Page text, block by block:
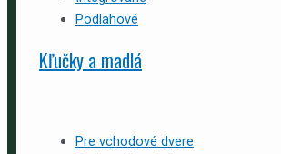
Podlahové
Kľučky a madlá
Pre vchodové dvere